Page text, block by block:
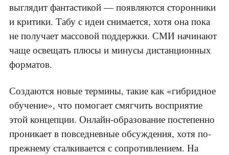
выглядит фантастикой — появляются сторонники
и критики. Табу с идеи снимается, хотя она пока
не получает массовой поддержки. СМИ начинают
чаще освещать плюсы и минусы дистанционных
форматов.
Создаются новые термины, такие как «гибридное
обучение», что помогает смягчить восприятие
этой концепции. Онлайн-образование постепенно
проникает в повседневные обсуждения, хотя по-
прежнему сталкивается с сопротивлением. На